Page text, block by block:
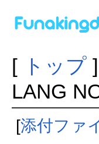
[ トップ
LANG
[添付ファ